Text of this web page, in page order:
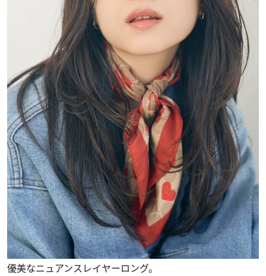
優美なニュアンスレイヤーロング。